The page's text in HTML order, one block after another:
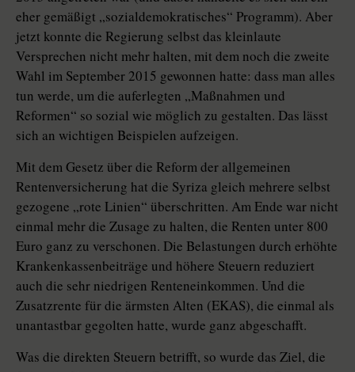
eher gemäßigt „sozialdemokratisches“ Programm). Aber
jetzt konnte die Regierung selbst das kleinlaute
Versprechen nicht mehr halten, mit dem noch die zweite
Wahl im September 2015 gewonnen hatte: dass man alles
tun werde, um die auferlegten „Maßnahmen und
Reformen“ so sozial wie möglich zu gestalten. Das lässt
sich an wichtigen Beispielen aufzeigen.
Mit dem Gesetz über die Reform der allgemeinen
Rentenversicherung hat die Syriza gleich mehrere selbst
gezogene „rote Linien“ überschritten. Am Ende war nicht
einmal mehr die Zusage zu halten, die Renten unter 800
Euro ganz zu verschonen. Die Belastungen durch erhöhte
Krankenkassenbeiträge und höhere Steuern reduziert
auch die sehr niedrigen Renteneinkommen. Und die
Zusatzrente für die ärmsten Alten (EKAS), die einmal als
unantastbar gegolten hatte, wurde ganz abgeschafft.
Was die direkten Steuern betrifft, so wurde das Ziel, die